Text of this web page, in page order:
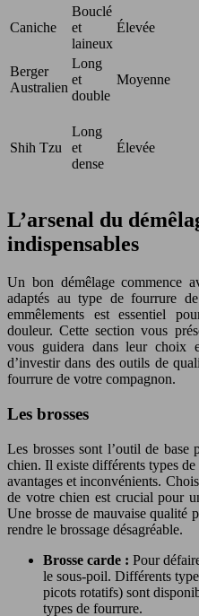
Caniche
Bouclé
et
laineux
Élevée
Berger
Australien
Long
et
double
Moyenne
Shih Tzu
Long
et
dense
Élevée
L’arsenal du
indispensables
Un bon démêlage commence
adaptés au type de fourrure
emmêlements est essentiel
douleur. Cette section vous
vous guidera dans leur choix
d’investir dans des outils de
fourrure de votre compagnon.
Les brosses
Les brosses sont l’outil de base
chien. Il existe différents types de
avantages et inconvénients.
de votre chien est crucial pour
Une brosse de mauvaise qualité
rendre le brossage désagréable.
Brosse carde : Pour
le sous-poil. Différents
picots rotatifs) sont
types de fourrure.